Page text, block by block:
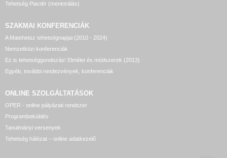
Tehetség Piactér (mentorálás)
SZAKMAI KONFERENCIÁK
A Matehetsz tehetségnapjai (2010 - 2024)
Nemzetközi konferenciák
Ez is tehetséggondozás! Elmélet és módszerek (2013)
Egyéb, további rendezvények, konferenciák
ONLINE SZOLGÁLTATÁSOK
OPER - online pályázati rendszer
Programbeküldés
Tanulmányi versenyek
Tehetség hálózat – online adatkezelő